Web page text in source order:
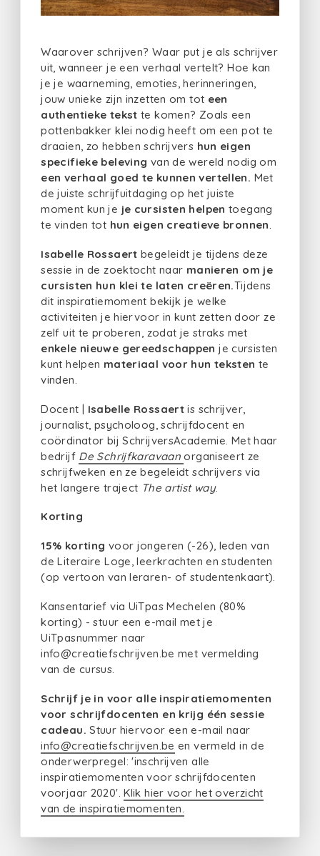
Waarover schrijven? Waar put je als schrijver
uit, wanneer je een verhaal vertelt? Hoe kan
je je waarneming, emoties, herinneringen,
jouw unieke zijn inzetten om tot een
authentieke tekst te komen? Zoals een
pottenbakker klei nodig heeft om een pot te
draaien, zo hebben schrijvers hun eigen
specifieke beleving van de wereld nodig om
een verhaal goed te kunnen vertellen. Met
de juiste schrijfuitdaging op het juiste
moment kun je je cursisten helpen toegang
te vinden tot hun eigen creatieve bronnen.
Isabelle Rossaert begeleidt je tijdens deze
sessie in de zoektocht naar manieren om je
cursisten hun klei te laten creëren.Tijdens
dit inspiratiemoment bekijk je welke
activiteiten je hiervoor in kunt zetten door ze
zelf uit te proberen, zodat je straks met
enkele nieuwe gereedschappen je cursisten
kunt helpen materiaal voor hun teksten te
vinden.
Docent | Isabelle Rossaert is schrijver,
journalist, psycholoog, schrijfdocent en
coördinator bij SchrijversAcademie. Met haar
bedrijf De Schrijfkaravaanorganiseert ze
schrijfweken en ze begeleidt schrijvers via
het langere traject The artist way.
Korting
15% korting voor jongeren (-26), leden van
de Literaire Loge, leerkrachten en studenten
(op vertoon van leraren- of studentenkaart).
Kansentarief via UiTpas Mechelen (80%
korting) - stuur een e-mail met je
UiTpasnummer naar
info@creatiefschrijven.be met vermelding
van de cursus.
Schrijf je in voor alle inspiratiemomenten
voor schrijfdocenten en krijg één sessie
cadeau. Stuur hiervoor een e-mail naar
info@creatiefschrijven.be en vermeld in de
onderwerpregel: 'inschrijven alle
inspiratiemomenten voor schrijfdocenten
voorjaar 2020'.Klik hier voor het overzicht
van de inspiratiemomenten.